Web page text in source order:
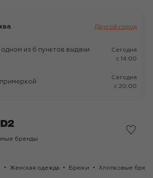
Другой город
одном из 6 пунктов выдачи
Сегодня
c 14:00
Сегодня
c 20:00
бренды
Женская одежда Брюки Хлопковые